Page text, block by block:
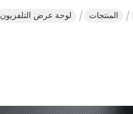
المنتجات لوحة عرض التلفزيون